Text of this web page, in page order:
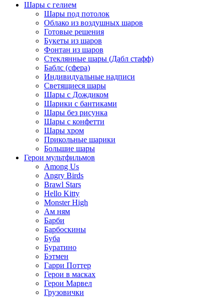
Шары с гелием
Шары под потолок
Облако из воздушных шаров
Готовые решения
Букеты из шаров
Фонтан из шаров
Стеклянные шары (Дабл стафф)
Баблс (сфера)
Индивидуальные надписи
Светящиеся шары
Шары с Дождиком
Шарики с бантиками
Шары без рисунка
Шары с конфетти
Шары хром
Прикольные шарики
Большие шары
Герои мультфильмов
Among Us
Angry Birds
Brawl Stars
Hello Kitty
Monster High
Ам ням
Барби
Барбоскины
Буба
Буратино
Бэтмен
Гарри Поттер
Герои в масках
Герои Марвел
Грузовички